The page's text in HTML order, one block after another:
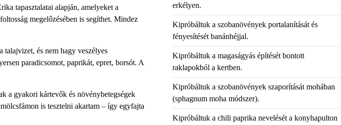
tapasztalatai alapján, amelyeket a
megelőzésében is segíthet. Mindez
és nem hagy veszélyes
paradicsomot, paprikát, epret, borsót. A
a gyakori kártevők és növénybetegségek
is tesztelni akartam – így egyfajta
erkélyen.
Kipróbáltuk a szobanövények portalanítását és
fényesítését banánhéjjal.
Kipróbáltuk a magaságyás építését bontott
raklapokból a kertben.
Kipróbáltuk a szobanövények szaporítását mohában
(sphagnum moha módszer).
Kipróbáltuk a chili paprika nevelését a konyhapulton